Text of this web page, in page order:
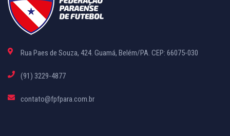
Rua Paes de Souza, 424. Guamá, Belém/PA. CEP: 66075-030
(91) 3229-4877
contato@fpfpara.com.br